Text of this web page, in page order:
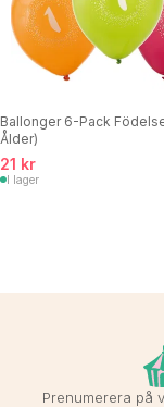
Ballonger 6-Pack
Ålder)
21 kr
I lager
Prenumerera på